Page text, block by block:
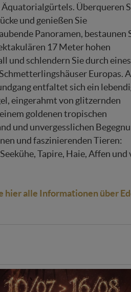
Äquatorialgürtels. Überqueren
und genießen Sie
Panoramen, bestaunen
17 Meter hohen
und schlendern Sie durch
Europas.
entfaltet sich ein
eingerahmt von glitzernden
goldenen tropischen
und unvergesslichen
und faszinierenden Tieren:
Tapire, Haie, Affen und
hieralle Informationen über